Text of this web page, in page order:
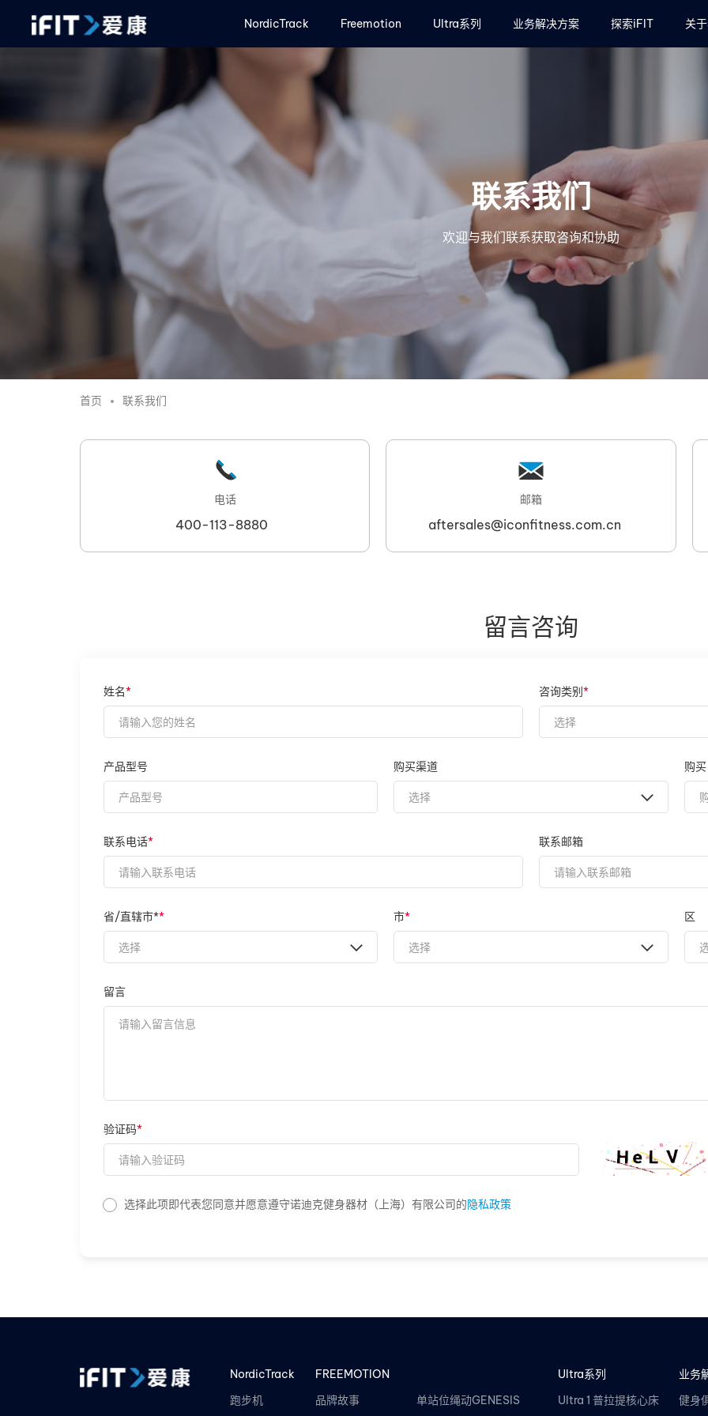
NordicTrack Freemotion Ultra系列 业务解决方案 探索iFIT 关
联系我们
欢迎与我们联系获取咨询和协助
首页 联系我们
电话
400-113-8880
邮箱
aftersales@iconfitness.com.cn
留言咨询
姓名* 咨询类别*
产品型号 购买渠道 购
联系电话* 联系邮箱
省/直辖市** 市* 区
留言
验证码*
选择此项即代表您同意并愿意遵守诺迪克健身器材（上海）有限公司的隐私政策
NordicTrack
跑步机
FREEMOTION
品牌故事
单站位绳动GENESIS
Ultra系列
Ultra 1 普拉提核心床
业务
健身